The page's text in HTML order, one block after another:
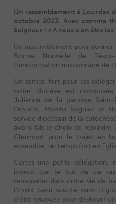
Un rassemblement à Lourdes
octobre 2023. Avec comme
Seigneur : « A vous d’en être
Un rassemblement pour donner
Bonne Nouvelle de
transformation missionnaire de
Un temps fort pour les
notre diocèse est
Julienne de la paroisse Saint-
Dreuille, Monika Séguier et
service diocésain de la
avons fait le choix de rejoindre
Clermont pour le trajet en
ensemble, un temps fort en
Certes une petite délégation,
joyeux car le but de ce
renouveler dans notre vie de
l’Esprit Saint suscite dans
d’être envoyée pour déployer